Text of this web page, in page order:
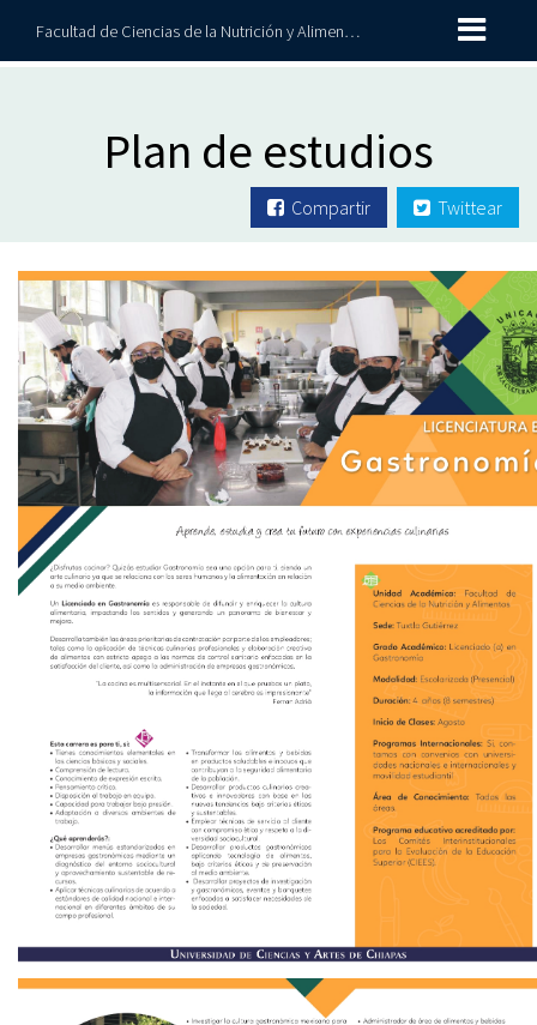
Facultad de Ciencias de la Nutrición y Alimentos
Plan de estudios
Compartir Twittear